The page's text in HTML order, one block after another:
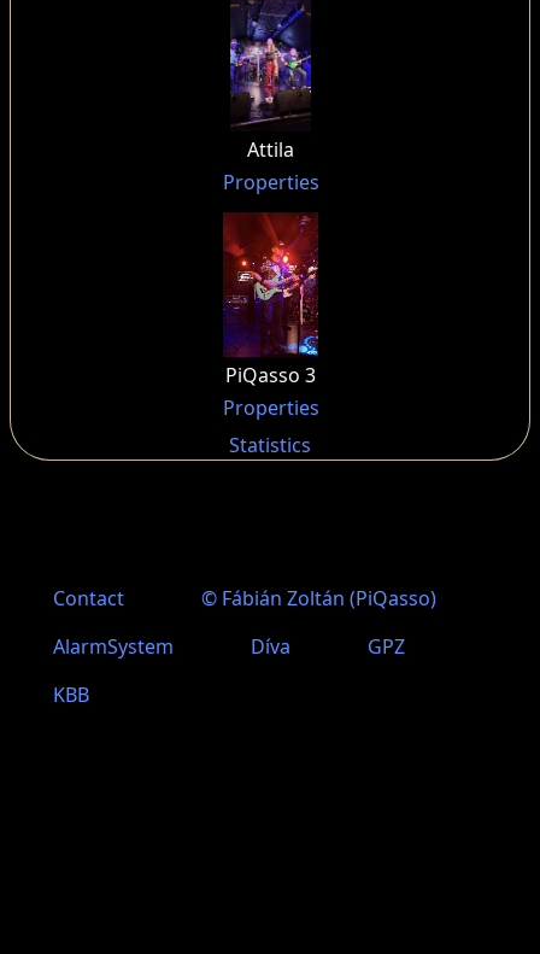
Attila
Properties
PiQasso 3
Properties
Statistics
Lábléc menü
Contact
© Fábián Zoltán (PiQasso)
AlarmSystem
Díva
GPZ
KBB